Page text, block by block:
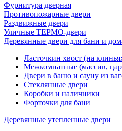
Фурнитура дверная
Противопожарные двери
Раздвижные двери
Уличные ТЕРМО-двери
Деревянные двери для бани и
Ласточкин хвост (на
Межкомнатные (массив,
Двери в баню и сауну из
Стеклянные двери
Коробки и наличники
Форточки для бани
Деревянные утепленные двери